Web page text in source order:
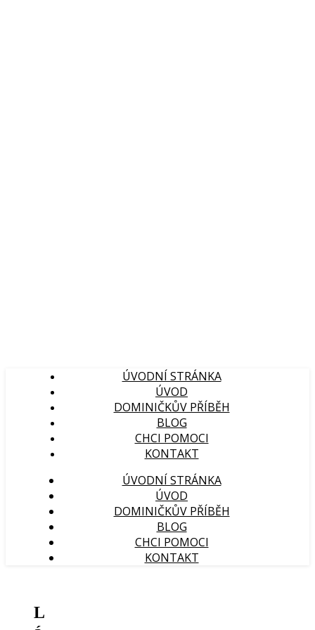
ÚVODNÍ STRÁNKA
ÚVOD
DOMINIČKŮV PŘÍBĚH
BLOG
CHCI POMOCI
KONTAKT
ÚVODNÍ STRÁNKA
ÚVOD
DOMINIČKŮV PŘÍBĚH
BLOG
CHCI POMOCI
KONTAKT
L